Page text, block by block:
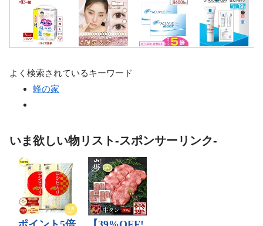
よく検索されているキーワード
蜂の家
いま欲しい物リスト-スポンサーリンク-